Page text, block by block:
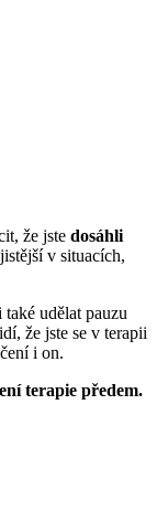
že jste dosáhli
v situacích,
také udělat pauzu
že jste se v terapii
i on.
terapie předem.